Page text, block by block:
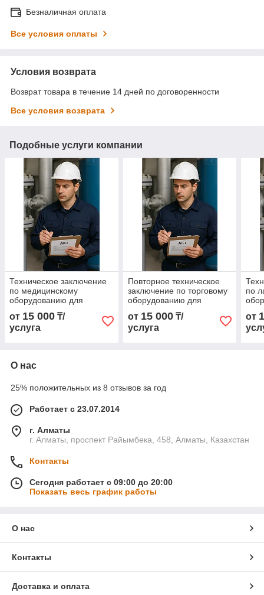
Безналичная оплата
Все условия оплаты
Условия возврата
Возврат товара в течение 14 дней по договоренности
Все условия возврата
Подобные услуги компании
Техническое заключение
по медицинскому
оборудованию для
от 15 000 ₸/
услуга
Повторное техническое
заключение по торговому
оборудованию для
от 15 000₸/
услуга
по
от
О нас
25% положительных из 8 отзывов за год
Работает с 23.07.2014
г. Алматы
г. Алматы, проспект Райымбека, 458, Алматы, Казахстан
Контакты
Сегодня работает с 09:00 до 20:00
Показать весь график работы
О нас
Контакты
Доставка и оплата